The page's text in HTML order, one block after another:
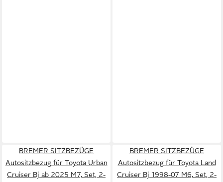
BREMER SITZBEZÜGE
Autositzbezug für Toyota Urban
Cruiser Bj ab 2025 M7, Set, 2-
BREMER SITZBEZÜGE
Autositzbezug für Toyota Land
Cruiser Bj 1998-07 M6, Set, 2-